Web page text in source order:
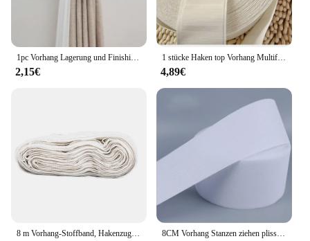
2,15€
1 stücke Haken top Vorhang Multifunktions Band Vorhänge Kopf Ziehen Plissee Band Stange Header 4 Haken/m Weiß band Vorhang Zubehör
4,89€
8 m Vorhang-Stoffband, Hakenzug, plissiertes weißes Band, dekoratives Vorhang-Zubehör 8CM Vorhang Stanzen ziehen plissee band Vorhang Tuch Zubehör Römischen haken band Ring Tuch Non Woven Tuch Ring Bänder